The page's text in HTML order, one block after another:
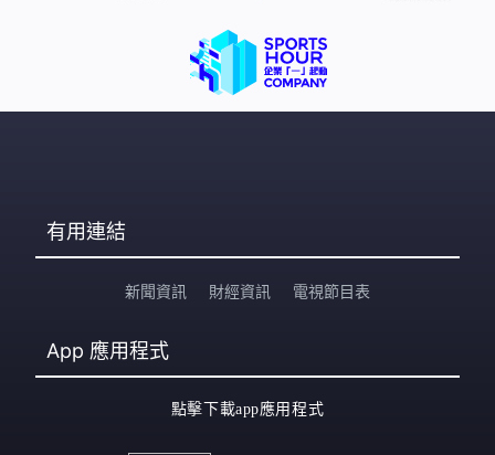
有用連結
新聞資訊 財經資訊 電視節目表
App 應用程式
點擊下載app應用程式